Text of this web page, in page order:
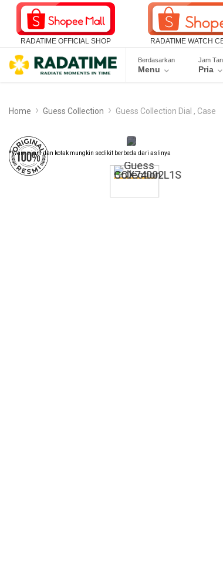
RADATIME OFFICIAL SHOP RADATIME WATCH
Berdasarkan
Menu
Jam
Pria
Home Guess Collection Guess Collection Dial , Case
*Warna jam dan kotak mungkin sedikit berbeda dari aslinya